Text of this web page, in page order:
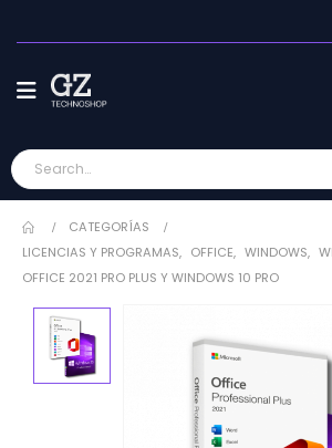
CATEGORÍAS
LICENCIAS Y PROGRAMAS, OFFICE, WINDOWS,
OFFICE 2021 PRO PLUS Y WINDOWS 10 PRO